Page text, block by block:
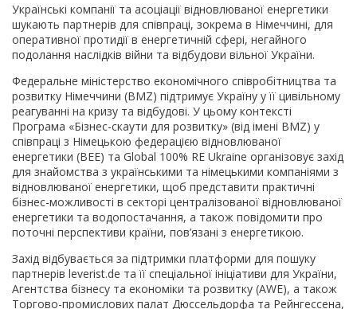
Українські компанії та асоціації відновлюваної енергетики
шукають партнерів для співпраці, зокрема в Німеччині, для
оперативної протидії в енергетичній сфері, негайного
подолання наслідків війни та відбудови вільної України.
Федеральне міністерство економічного співробітництва та
розвитку Німеччини (BMZ) підтримує Україну у її цивільному
реагуванні на кризу та відбудові. У цьому контексті
Програма «Бізнес-скаути для розвитку» (від імені BMZ) у
співпраці з Німецькою федерацією відновлюваної
енергетики (BEE) та Global 100% RE Ukraine організовує захід
для знайомства з українськими та німецькими компаніями з
відновлюваної енергетики, щоб представити практичні
бізнес-можливості в секторі централізованої відновлюваної
енергетики та водопостачання, а також повідомити про
поточні перспективи країни, пов’язані з енергетикою.
Захід відбувається за підтримки платформи для пошуку
партнерів leverist.de та її спеціальної ініціативи для України,
Агентства бізнесу та економіки та розвитку (AWE), а також
Торгово-промислових палат Дюссельдорфа та Рейнгессена,